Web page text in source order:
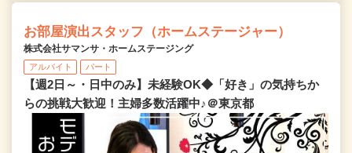
お部屋演出スタッフ（ホームステージャー）
株式会社サマンサ・ホームステージング
アルバイト パート
【週2日～・日中のみ】未経験OK◆「好き」の気持ちか
らの挑戦大歓迎！主婦多数活躍中♪＠東京都